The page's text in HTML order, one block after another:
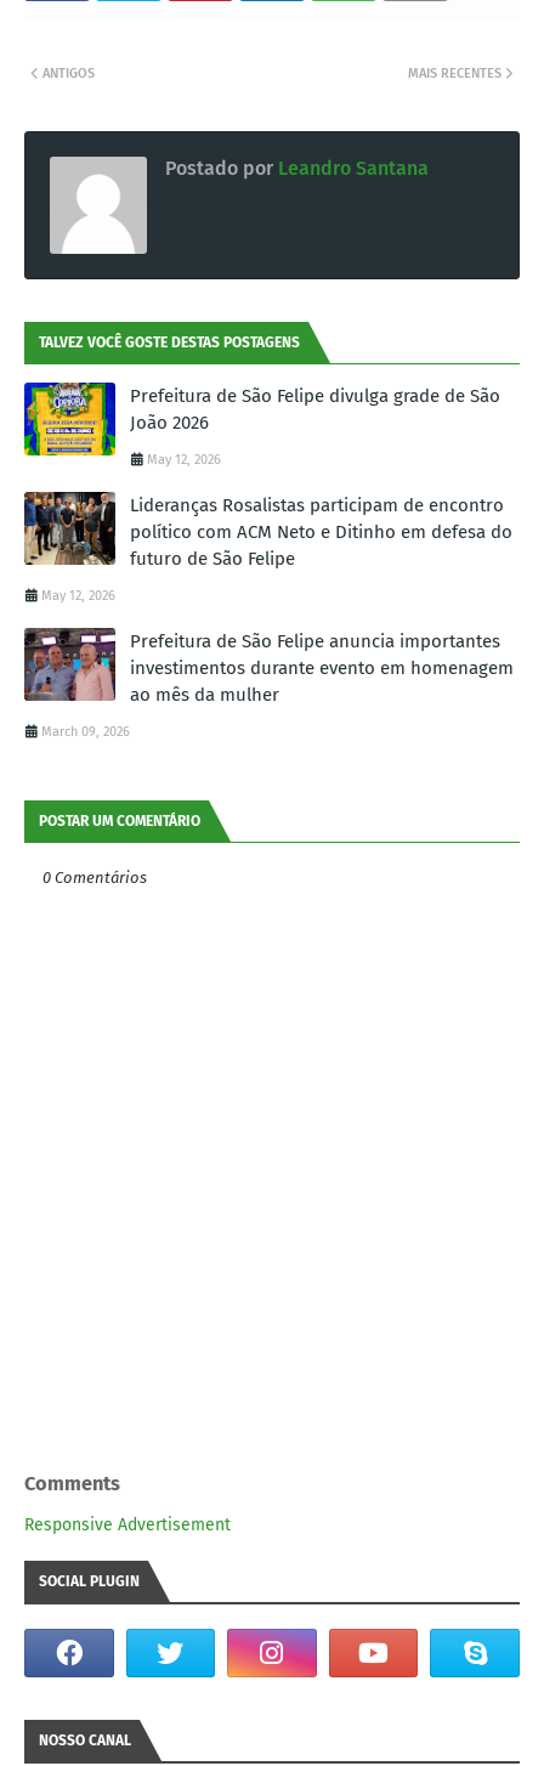
MAIS RECENTES
ANTIGOS
Postado por Leandro Santana
TALVEZ VOCÊ GOSTE DESTAS POSTAGENS
Prefeitura de São Felipe divulga grade de São
João 2026
May 12, 2026
Lideranças Rosalistas participam de encontro
político com ACM Neto e Ditinho em defesa do
futuro de São Felipe
May 12, 2026
Prefeitura de São Felipe anuncia importantes
investimentos durante evento em homenagem
ao mês da mulher
March 09, 2026
POSTAR UM COMENTÁRIO
0 Comentários
Comments
Responsive Advertisement
SOCIAL PLUGIN
NOSSO CANAL